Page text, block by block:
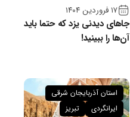
۱۷ فروردین ۱۴۰۴
جاهای دیدنی یزد که حتما باید
آن‌ها را ببینید!
استان آذربایجان شرقی
ایرانگردی
تبریز